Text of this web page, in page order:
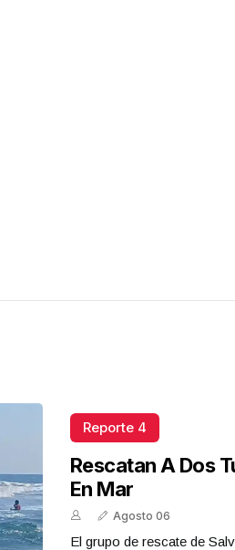
Reporte 4
Rescatan A Dos
En Mar
Agosto 06
El grupo de rescate de